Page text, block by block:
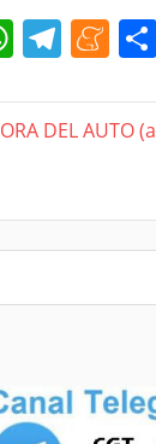
DEL AUTO